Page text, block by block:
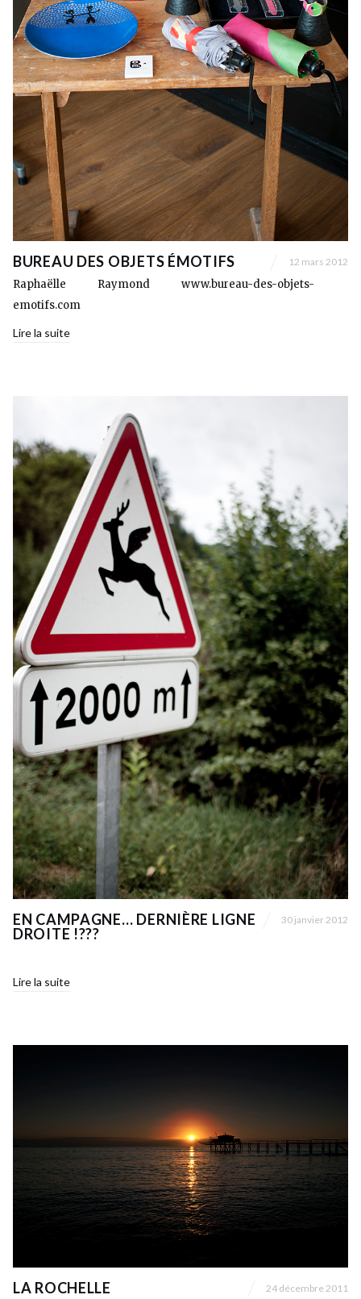
BUREAU DES OBJETS ÉMOTIFS 12 mars 2012
Raphaëlle Raymond www.bureau-des-objets-
emotifs.com
Lire la suite
EN CAMPAGNE… DERNIÈRE LIGNE
DROITE !???
30 janvier 2012
Lire la suite
LA ROCHELLE 24 décembre 2011